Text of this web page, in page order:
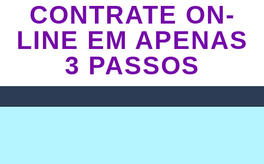
CONTRATE ON-
LINE EM APENAS
3 PASSOS